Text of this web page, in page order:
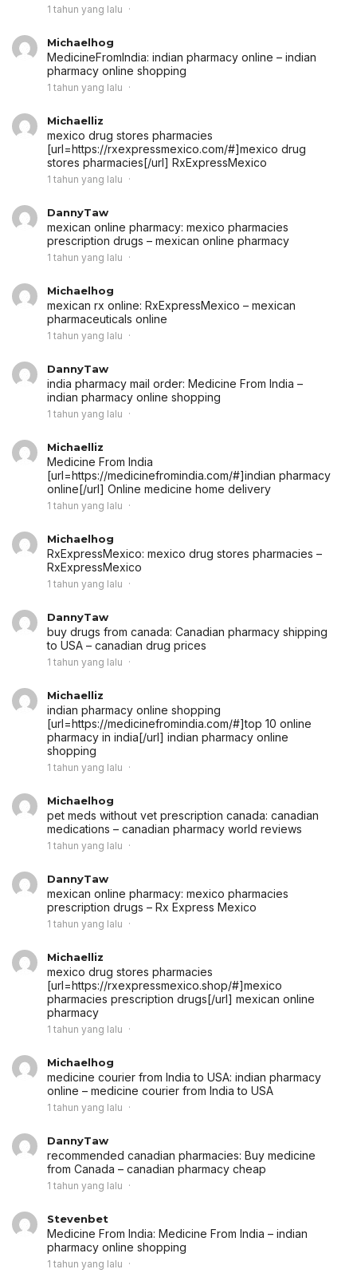
1 tahun yang lalu
Michaelhog
MedicineFromIndia: indian pharmacy online – indian
pharmacy online shopping
1 tahun yang lalu
Michaelliz
mexico drug stores pharmacies
[url=https://rxexpressmexico.com/#]mexico drug
stores pharmacies[/url] RxExpressMexico
1 tahun yang lalu
DannyTaw
mexican online pharmacy: mexico pharmacies
prescription drugs – mexican online pharmacy
1 tahun yang lalu
Michaelhog
mexican rx online: RxExpressMexico – mexican
pharmaceuticals online
1 tahun yang lalu
DannyTaw
india pharmacy mail order: Medicine From India –
indian pharmacy online shopping
1 tahun yang lalu
Michaelliz
Medicine From India
[url=https://medicinefromindia.com/#]indian pharmacy
online[/url] Online medicine home delivery
1 tahun yang lalu
Michaelhog
RxExpressMexico: mexico drug stores pharmacies –
RxExpressMexico
1 tahun yang lalu
DannyTaw
buy drugs from canada: Canadian pharmacy shipping
to USA – canadian drug prices
1 tahun yang lalu
Michaelliz
indian pharmacy online shopping
[url=https://medicinefromindia.com/#]top 10 online
pharmacy in india[/url] indian pharmacy online
shopping
1 tahun yang lalu
Michaelhog
pet meds without vet prescription canada: canadian
medications – canadian pharmacy world reviews
1 tahun yang lalu
DannyTaw
mexican online pharmacy: mexico pharmacies
prescription drugs – Rx Express Mexico
1 tahun yang lalu
Michaelliz
mexico drug stores pharmacies
[url=https://rxexpressmexico.shop/#]mexico
pharmacies prescription drugs[/url] mexican online
pharmacy
1 tahun yang lalu
Michaelhog
medicine courier from India to USA: indian pharmacy
online – medicine courier from India to USA
1 tahun yang lalu
DannyTaw
recommended canadian pharmacies: Buy medicine
from Canada – canadian pharmacy cheap
1 tahun yang lalu
Stevenbet
Medicine From India: Medicine From India – indian
pharmacy online shopping
1 tahun yang lalu